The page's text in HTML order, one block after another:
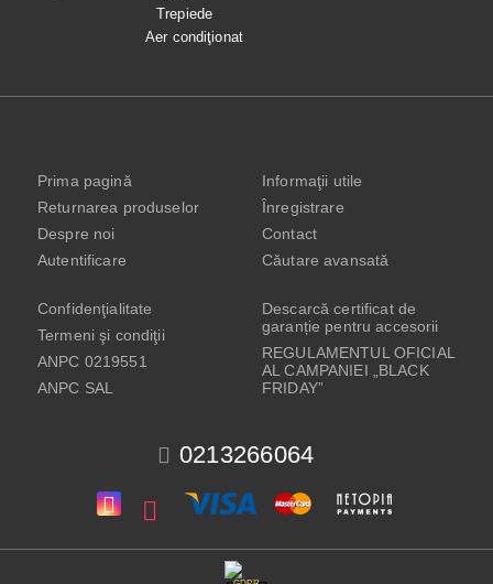
Trepiede
Aer condiţionat
0213266064
Prima pagină
Returnarea produselor
Despre noi
Autentificare
Informaţii utile
Înregistrare
Contact
Căutare avansată
Confidenţialitate
Termeni şi condiţii
ANPC 0219551
ANPC SAL
Descarcă certificat de
garanție pentru accesorii
REGULAMENTUL OFICIAL
AL CAMPANIEI „BLACK
FRIDAY”